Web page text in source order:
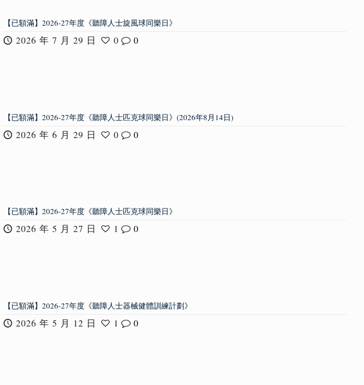
【已額滿】2026-27年度《聽障人士旋風球同樂日》
2026 年 7 月 29 日 0
0
【已額滿】2026-27年度《聽障人士匹克球同樂日》(2026年8月14日)
2026 年 6 月 29 日 0
0
【已額滿】2026-27年度《聽障人士匹克球同樂日》
2026 年 5 月 27 日 0
1
【已額滿】2026-27年度《聽障人士器械健體訓練計劃》
2026 年 5 月 12 日 0
1